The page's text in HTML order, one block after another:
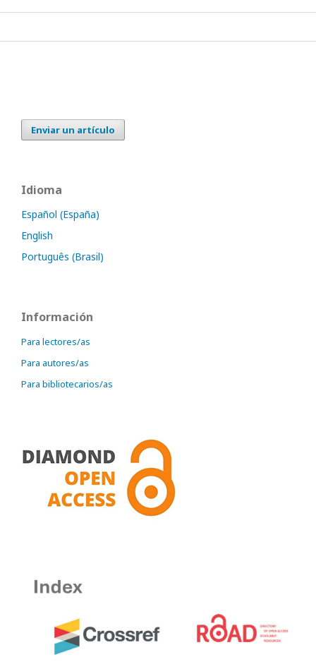
Enviar un artículo
Idioma
Español (España)
English
Português (Brasil)
Información
Para lectores/as
Para autores/as
Para bibliotecarios/as